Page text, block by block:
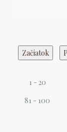
Začiatok
1 - 20
81 - 100